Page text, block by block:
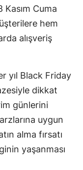
Cuma
hem
alışveriş
yıl Black Friday
dikkat
günlerini
uygun
alma fırsatı
yaşanması